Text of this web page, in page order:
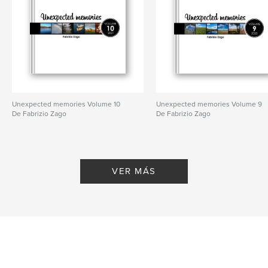
Fecha de publicación:feb. 13, 2017
instagram book , smartphone photography
Unexpected memories Volume 10
De Fabrizio Zago
Unexpected memories Volume 9
De Fabrizio Zago
VER MÁS